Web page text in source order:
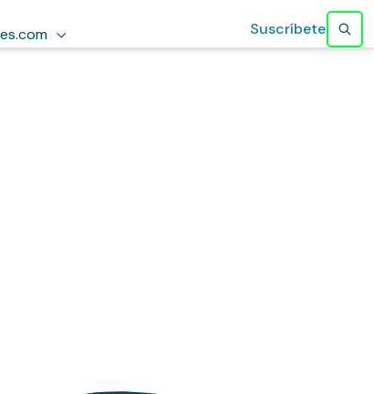
Suscríbete